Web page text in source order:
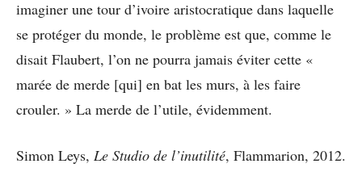
imaginer une tour d’ivoire aristocratique dans laquelle
se protéger du monde, le problème est que, comme le
disait Flaubert, l’on ne pourra jamais éviter cette «
marée de merde [qui] en bat les murs, à les faire
crouler. » La merde de l’utile, évidemment.
Simon Leys, Le Studio de l’inutilité, Flammarion, 2012.